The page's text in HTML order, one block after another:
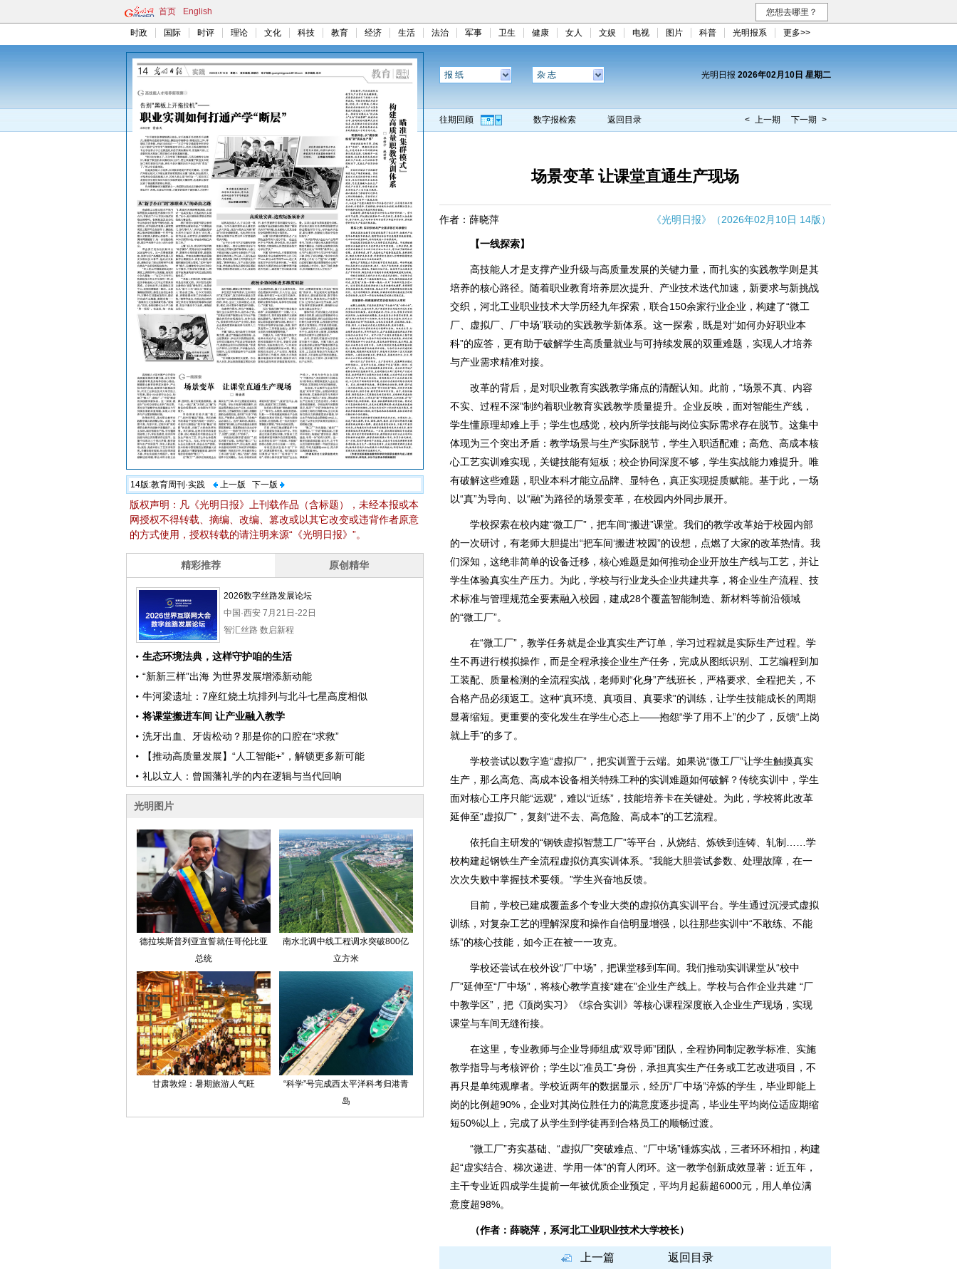
首页 English 您想去哪里？
时政 国际 时评 理论 文化 科技 教育 经济 生活 法治 军事 卫生 健康 女人 文娱 电视 图片 科普 光明报系 更多>>
14版:教育周刊·实践 上一版 下一版
版权声明：凡《光明日报》上刊载作品（含标题），未经本报或本
网授权不得转载、摘编、改编、篡改或以其它改变或违背作者原意
的方式使用，授权转载的请注明来源“《光明日报》”。
报 纸 杂 志 光明日报 2026年02月10日 星期二
往期回顾 数字报检索 返回目录 < 上一期 下一期 >
场景变革 让课堂直通生产现场
作者：薛晓萍 《光明日报》（2026年02月10日 14版）
【一线探索】
高技能人才是支撑产业升级与高质量发展的关键力量，而扎实的实践教学则是其
培养的核心路径。随着职业教育培养层次提升、产业技术迭代加速，新要求与新挑战
交织，河北工业职业技术大学历经九年探索，联合150余家行业企业，构建了“微工
厂、虚拟厂、厂中场”联动的实践教学新体系。这一探索，既是对“如何办好职业本
科”的应答，更有助于破解学生高质量就业与可持续发展的双重难题，实现人才培养
与产业需求精准对接。
改革的背后，是对职业教育实践教学痛点的清醒认知。此前，“场景不真、内容
不实、过程不深”制约着职业教育实践教学质量提升。企业反映，面对智能生产线，
学生懂原理却难上手；学生也感觉，校内所学技能与岗位实际需求存在脱节。这集中
体现为三个突出矛盾：教学场景与生产实际脱节，学生入职适配难；高危、高成本核
心工艺实训难实现，关键技能有短板；校企协同深度不够，学生实战能力难提升。唯
有破解这些难题，职业本科才能立品牌、显特色，真正实现提质赋能。基于此，一场
以“真”为导向、以“融”为路径的场景变革，在校园内外同步展开。
学校探索在校内建“微工厂”，把车间“搬进”课堂。我们的教学改革始于校园内部
的一次研讨，有老师大胆提出“把车间‘搬进’校园”的设想，点燃了大家的改革热情。我
们深知，这绝非简单的设备迁移，核心难题是如何推动企业开放生产线与工艺，并让
学生体验真实生产压力。为此，学校与行业龙头企业共建共享，将企业生产流程、技
术标准与管理规范全要素融入校园，建成28个覆盖智能制造、新材料等前沿领域
的“微工厂”。
在“微工厂”，教学任务就是企业真实生产订单，学习过程就是实际生产过程。学
生不再进行模拟操作，而是全程承接企业生产任务，完成从图纸识别、工艺编程到加
工装配、质量检测的全流程实战，老师则“化身”产线班长，严格要求、全程把关，不
合格产品必须返工。这种“真环境、真项目、真要求”的训练，让学生技能成长的周期
显著缩短。更重要的变化发生在学生心态上——抱怨“学了用不上”的少了，反馈“上岗
就上手”的多了。
学校尝试以数字造“虚拟厂”，把实训置于云端。如果说“微工厂”让学生触摸真实
生产，那么高危、高成本设备相关特殊工种的实训难题如何破解？传统实训中，学生
面对核心工序只能“远观”，难以“近练”，技能培养卡在关键处。为此，学校将此改革
延伸至“虚拟厂”，复刻“进不去、高危险、高成本”的工艺流程。
依托自主研发的“钢铁虚拟智慧工厂”等平台，从烧结、炼铁到连铸、轧制……学
校构建起钢铁生产全流程虚拟仿真实训体系。“我能大胆尝试参数、处理故障，在一
次次失败中掌握技术要领。”学生兴奋地反馈。
目前，学校已建成覆盖多个专业大类的虚拟仿真实训平台。学生通过沉浸式虚拟
训练，对复杂工艺的理解深度和操作自信明显增强，以往那些实训中“不敢练、不能
练”的核心技能，如今正在被一一攻克。
学校还尝试在校外设“厂中场”，把课堂移到车间。我们推动实训课堂从“校中
厂”延伸至“厂中场”，将核心教学直接“建在”企业生产线上。学校与合作企业共建 “厂
中教学区”，把《顶岗实习》《综合实训》等核心课程深度嵌入企业生产现场，实现
课堂与车间无缝衔接。
在这里，专业教师与企业导师组成“双导师”团队，全程协同制定教学标准、实施
教学指导与考核评价；学生以“准员工”身份，承担真实生产任务或工艺改进项目，不
再只是单纯观摩者。学校近两年的数据显示，经历“厂中场”淬炼的学生，毕业即能上
岗的比例超90%，企业对其岗位胜任力的满意度逐步提高，毕业生平均岗位适应期缩
短50%以上，完成了从学生到学徒再到合格员工的顺畅过渡。
“微工厂”夯实基础、“虚拟厂”突破难点、“厂中场”锤炼实战，三者环环相扣，构建
起“虚实结合、梯次递进、学用一体”的育人闭环。这一教学创新成效显著：近五年，
主干专业近四成学生提前一年被优质企业预定，平均月起薪超6000元，用人单位满
意度超98%。
（作者：薛晓萍，系河北工业职业技术大学校长）
上一篇 返回目录